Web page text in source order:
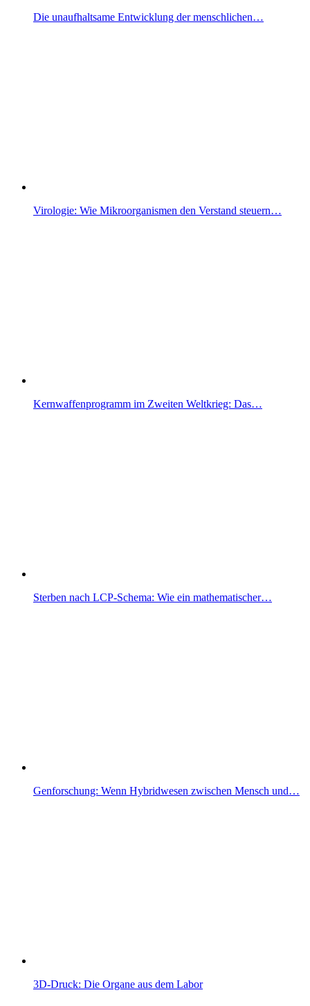
Die unaufhaltsame Entwicklung der menschlichen…
Virologie: Wie Mikroorganismen den Verstand steuern…
Kernwaffenprogramm im Zweiten Weltkrieg: Das…
Sterben nach LCP-Schema: Wie ein mathematischer…
Genforschung: Wenn Hybridwesen zwischen Mensch und…
3D-Druck: Die Organe aus dem Labor